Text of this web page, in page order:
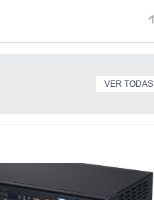
VER TODAS